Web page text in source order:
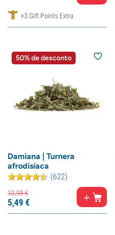
+3 Gift Points Extra
50% de desconto
Damiana | Turnera
afrodisíaca
(622)
10,99€
5,49€